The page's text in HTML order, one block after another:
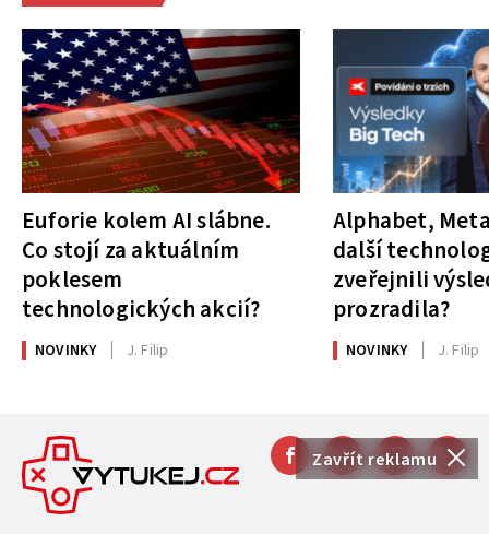
Zavřít reklamu
Euforie kolem AI slábne.
Co stojí za aktuálním
poklesem
technologických akcií?
NOVINKY J. Filip
Alphabet,
další
zveřejnili
prozradila?
NOVINKY J. Filip